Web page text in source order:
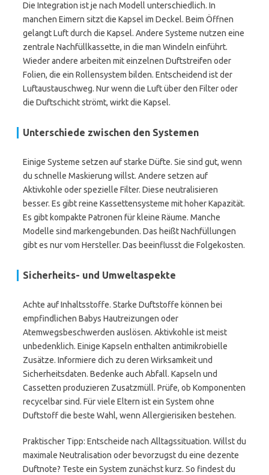
Die Integration ist je nach Modell unterschiedlich. In
manchen Eimern sitzt die Kapsel im Deckel. Beim Öffnen
gelangt Luft durch die Kapsel. Andere Systeme nutzen eine
zentrale Nachfüllkassette, in die man Windeln einführt.
Wieder andere arbeiten mit einzelnen Duftstreifen oder
Folien, die ein Rollensystem bilden. Entscheidend ist der
Luftaustauschweg. Nur wenn die Luft über den Filter oder
die Duftschicht strömt, wirkt die Kapsel.
Unterschiede zwischen den Systemen
Einige Systeme setzen auf starke Düfte. Sie sind gut, wenn
du schnelle Maskierung willst. Andere setzen auf
Aktivkohle oder spezielle Filter. Diese neutralisieren
besser. Es gibt reine Kassettensysteme mit hoher Kapazität.
Es gibt kompakte Patronen für kleine Räume. Manche
Modelle sind markengebunden. Das heißt Nachfüllungen
gibt es nur vom Hersteller. Das beeinflusst die Folgekosten.
Sicherheits- und Umweltaspekte
Achte auf Inhaltsstoffe. Starke Duftstoffe können bei
empfindlichen Babys Hautreizungen oder
Atemwegsbeschwerden auslösen. Aktivkohle ist meist
unbedenklich. Einige Kapseln enthalten antimikrobielle
Zusätze. Informiere dich zu deren Wirksamkeit und
Sicherheitsdaten. Bedenke auch Abfall. Kapseln und
Cassetten produzieren Zusatzmüll. Prüfe, ob Komponenten
recycelbar sind. Für viele Eltern ist ein System ohne
Duftstoff die beste Wahl, wenn Allergierisiken bestehen.
Praktischer Tipp: Entscheide nach Alltagssituation. Willst du
maximale Neutralisation oder bevorzugst du eine dezente
Duftnote? Teste ein System zunächst kurz. So findest du